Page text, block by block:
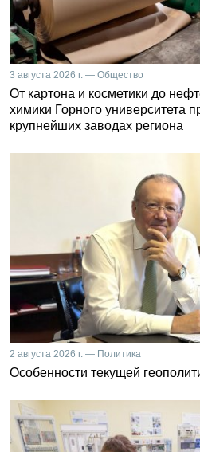
3 августа 2026 г. — Общество
От картона и косметики до
химики Горного университета
крупнейших заводах региона
2 августа 2026 г. — Политика
Особенности текущей